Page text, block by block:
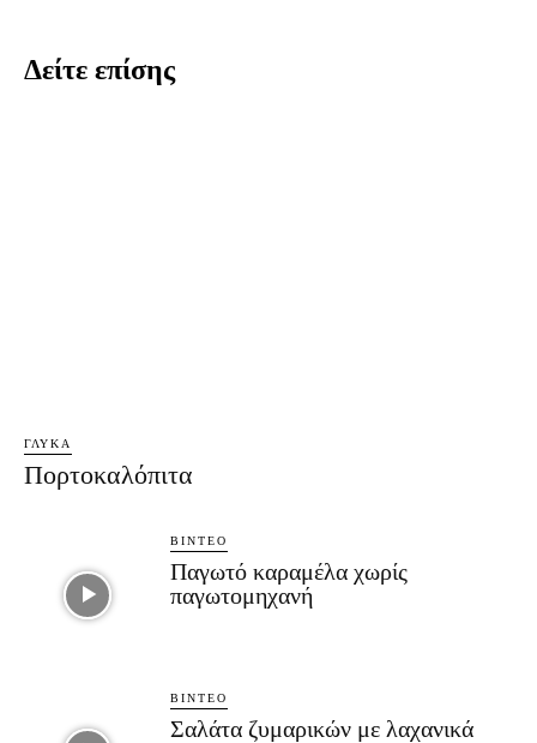
Δείτε επίσης
ΓΛΥΚΆ
Πορτοκαλόπιτα
ΒΊΝΤΕΟ
Παγωτό καραμέλα χωρίς
παγωτομηχανή
ΒΊΝΤΕΟ
Σαλάτα ζυμαρικών με λαχανικά